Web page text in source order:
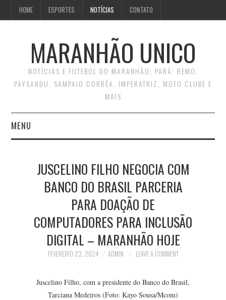
HOME ESPORTES NOTÍCIAS CONTATO
MARANHÃO UNICO
NOTÍCIAS E FUTEBOL DO MARANHÃO, PARÁ: REMO,
PAYSANDU, SAMPAIO CORRÊA, IMPERATRIZ, MOTO CLUBE E
MAIS
MENU
CONTATO
JUSCELINO FILHO NEGOCIA COM
BANCO DO BRASIL PARCERIA
PARA DOAÇÃO DE
COMPUTADORES PARA INCLUSÃO
DIGITAL – MARANHÃO HOJE
FEVEREIRO 23, 2024 ADMIN LEAVE A COMMENT
Juscelino Filho, com a presidente do Banco do Brasil,
Tarciana Medeiros (Foto: Kayo Sousa/Mcom)